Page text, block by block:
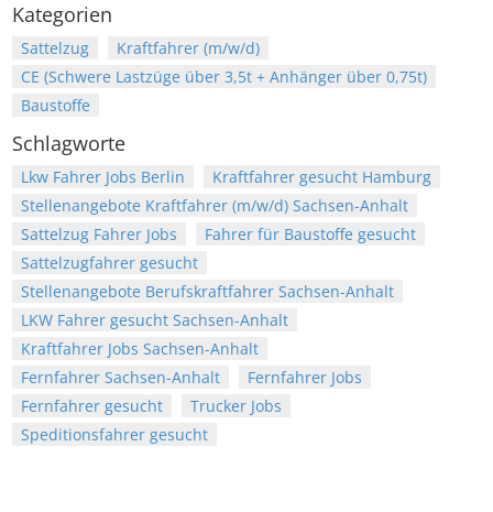
Kategorien
Sattelzug
Kraftfahrer (m/w/d)
CE (Schwere Lastzüge über 3,5t + Anhänger über 0,75t)
Baustoffe
Schlagworte
Lkw Fahrer Jobs Berlin
Kraftfahrer gesucht Hamburg
Stellenangebote Kraftfahrer (m/w/d) Sachsen-Anhalt
Sattelzug Fahrer Jobs
Fahrer für Baustoffe gesucht
Sattelzugfahrer gesucht
Stellenangebote Berufskraftfahrer Sachsen-Anhalt
LKW Fahrer gesucht Sachsen-Anhalt
Kraftfahrer Jobs Sachsen-Anhalt
Fernfahrer Sachsen-Anhalt
Fernfahrer Jobs
Fernfahrer gesucht
Trucker Jobs
Speditionsfahrer gesucht